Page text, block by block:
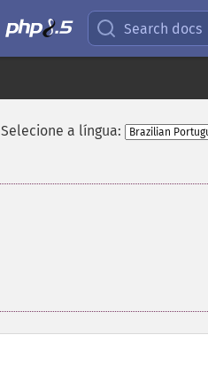
Search docs
Selecione a língua: